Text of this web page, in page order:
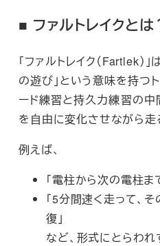
■ ファルトレイクとは
「ファルトレイク（Fartlek）
の遊び」という意味を持つ
ード練習と持久力練習の中
を自由に変化させながら走
例えば、
「電柱から次の電柱ま
「5分間速く走って、
復」
など、形式にとらわ